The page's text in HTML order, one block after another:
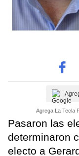
Agrega La Tecla
Pasaron las
determinaron
electo a